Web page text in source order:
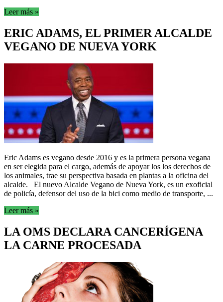
Leer más »
ERIC ADAMS, EL PRIMER ALCALDE
VEGANO DE NUEVA YORK
Eric Adams es vegano desde 2016 y es la primera persona vegana
en ser elegida para el cargo, además de apoyar los los derechos de
los animales, trae su perspectiva basada en plantas a la oficina del
alcalde. El nuevo Alcalde Vegano de Nueva York, es un exoficial
de policía, defensor del uso de la bici como medio de transporte, ...
Leer más »
LA OMS DECLARA CANCERÍGENA
LA CARNE PROCESADA